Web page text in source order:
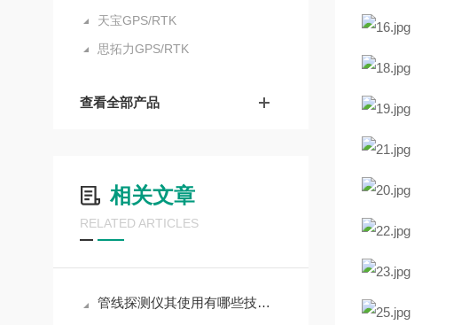
天宝GPS/RTK
思拓力GPS/RTK
查看全部产品
相关文章
RELATED ARTICLES
管线探测仪其使用有哪些技巧呢？